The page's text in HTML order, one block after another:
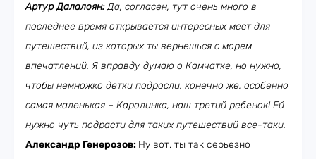
Артур Далалоян:Да, согласен, тут очень много в
последнее время открывается интересных мест для
путешествий, из которых ты вернешься с морем
впечатлений. Я вправду думаю о Камчатке, но нужно,
чтобы немножко детки подросли, конечно же, особенно
самая маленькая – Каролинка, наш третий ребенок! Ей
нужно чуть подрасти для таких путешествий все-таки.
Александр Генерозов: Ну вот, ты так серьезно